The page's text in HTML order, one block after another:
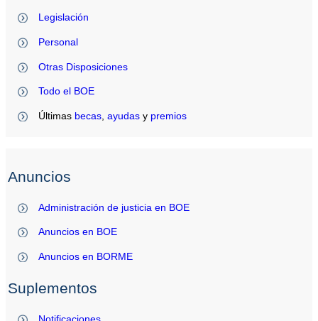
Legislación
Personal
Otras Disposiciones
Todo el BOE
Últimas becas ,ayudas y premios
Anuncios
Administración de justicia en BOE
Anuncios en BOE
Anuncios en BORME
Suplementos